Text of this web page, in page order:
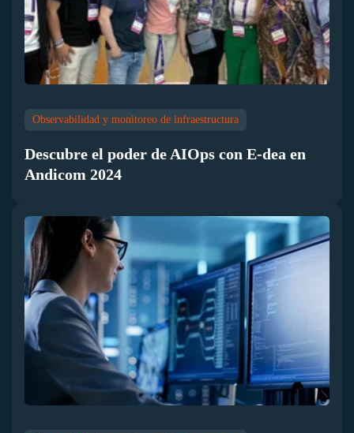
Observabilidad y monitoreo de infraestructura
Descubre el poder de AIOps con E-dea en
Andicom 2024